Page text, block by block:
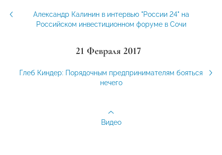
Александр Калинин в интервью "России 24" на
Российском инвестиционном форуме в Сочи
21 Февраля 2017
Глеб Киндер: Порядочным предпринимателям бояться
нечего
Видео